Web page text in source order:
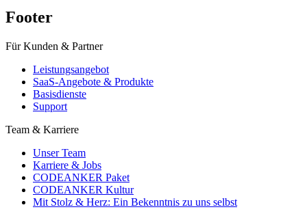
Footer
Für Kunden & Partner
Leistungsangebot
SaaS-Angebote & Produkte
Basisdienste
Support
Team & Karriere
Unser Team
Karriere & Jobs
CODEANKER Paket
CODEANKER Kultur
Mit Stolz & Herz: Ein Bekenntnis zu uns selbst